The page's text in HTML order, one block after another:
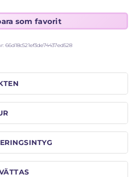
66d18c521ef3de74437ed528